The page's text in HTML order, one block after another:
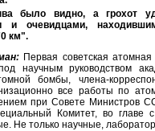
было видно, а грохот
и очевидцами,
км".
Первая советская
научным руководством
бомбы, члена-
все работы по
при Совете Министров
Комитет, во главе
Не только научные,